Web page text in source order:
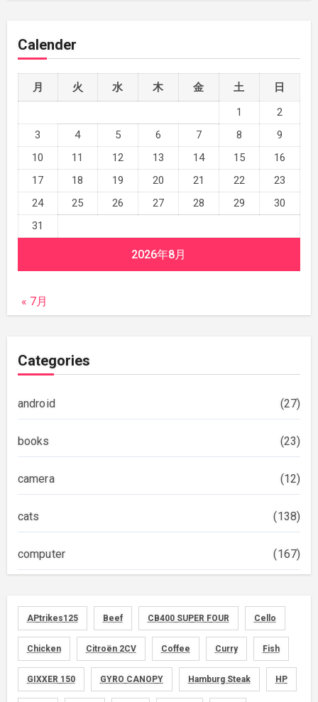
Calender
2026年8月
月 火 水 木 金 土
日
1
2
3
4 5 6 7 8
9
10
11 12 13 14 15
16
17
18 19 20 21 22
23
24
25 26 27 28 29
30
31
« 7月
Categories
android (27)
books (23)
camera (12)
cats (138)
computer (167)
foods (155)
graphics (134)
APtrikes125 Beef CB400 SUPER FOUR Cello
Chicken Citroën 2CV Coffee Curry Fish
GIXXER 150 GYRO CANOPY Hamburg Steak HP